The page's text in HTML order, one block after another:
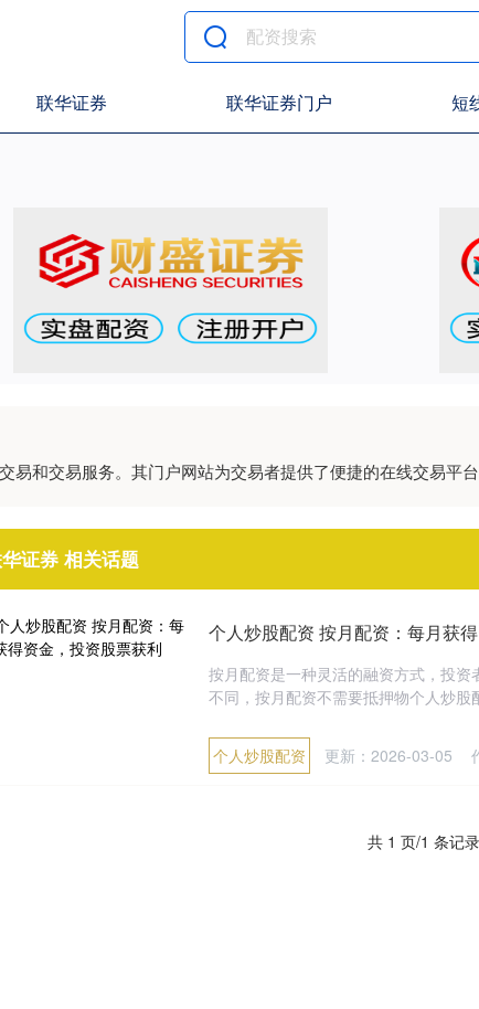
联华证券 联华证券门户 短
和交易服务。其门户网站为交易者提供了便捷的在线交易平
证券 相关话题
个人炒股配资 按月配资：每月获
按月配资是一种灵活的融资方式，投
不同，按月配资不需要抵押物个人炒
个人炒股配资 更新：2026-03-05
共 1 页/1 条记录